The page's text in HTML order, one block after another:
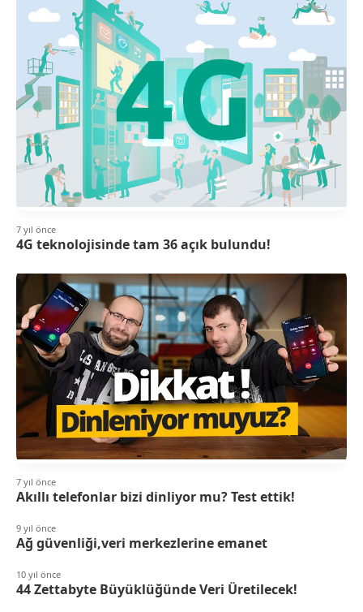
7 yıl önce
4G teknolojisinde tam 36 açık bulundu!
7 yıl önce
Akıllı telefonlar bizi dinliyor mu? Test ettik!
9 yıl önce
Ağ güvenliği,veri merkezlerine emanet
10 yıl önce
44 Zettabyte Büyüklüğünde Veri Üretilecek!